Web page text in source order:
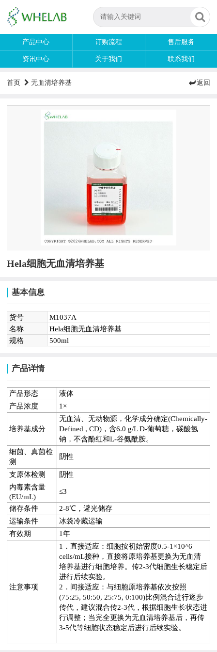
产品中心 订购流程 售后服务
资讯中心 关于我们 联系我们
首页 无血清培养基 返回
Hela细胞无血清培养基
基本信息
货号
M1037A
名称
Hela细胞无血清培养基
规格
500ml
产品详情
产品形态
液体
产品浓度
1×
培养基成分
无血清、无动物源，化学成分确定(Chemically-
Defined , CD)，含6.0 g/L D-葡萄糖，碳酸氢
钠，不含酚红和L-谷氨酰胺。
细菌、真菌检
测
阴性
支原体检测
阴性
内毒素含量
(EU/mL)
≤3
储存条件
2-8℃，避光储存
运输条件
冰袋冷藏运输
有效期
1年
注意事项
1．直接适应：细胞按初始密度0.5-1×10^6
cells/mL接种，直接将原培养基更换为无血清
培养基进行细胞培养。传2-3代细胞生长稳定后
进行后续实验。
2．间接适应：与细胞原培养基依次按照
(75:25, 50:50, 25:75, 0:100)比例混合进行逐步
传代，建议混合传2-3代，根据细胞生长状态进
行调整；当完全更换为无血清培养基后，再传
3-5代等细胞状态稳定后进行后续实验。